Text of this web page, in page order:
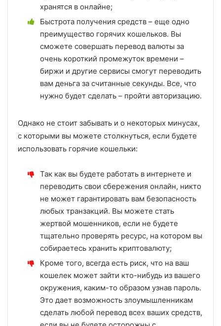
хранятся в онлайне;
Быстрота получения средств – еще одно
преимущество горячих кошельков. Вы
сможете совершать перевод валюты за
очень короткий промежуток времени –
биржи и другие сервисы смогут переводить
вам деньга за считанные секунды. Все, что
нужно будет сделать – пройти авторизацию.
Однако не стоит забывать и о некоторых минусах,
с которыми вы можете столкнуться, если будете
использовать горячие кошельки:
Так как вы будете работать в интернете и
переводить свои сбережения онлайн, никто
не может гарантировать вам безопасность
любых транзакций. Вы можете стать
жертвой мошенников, если не будете
тщательно проверять ресурс, на котором вы
собираетесь хранить криптовалюту;
Кроме того, всегда есть риск, что на ваш
кошелек может зайти кто-нибудь из вашего
окружения, каким-то образом узнав пароль.
Это дает возможность злоумышленникам
сделать любой перевод всех ваших средств,